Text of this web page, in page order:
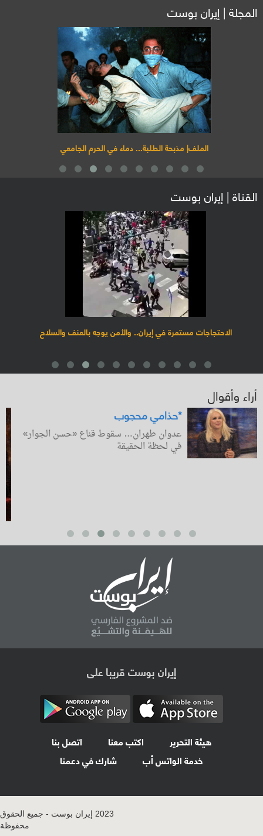
المجلة | إيران بوست
الملف| مذبحة الطلبة... دماء في الحرم الجامعي
القناة | إيران بوست
الاحتجاجات مستمرة في إيران.. والأمن يوجه بالعنف والسلاح
أراء وأقوال
حذامي محجوب*
عدوان طهران… سقوط قناع «حسن الجوار»
في لحظة الحقيقة
إيران بوست قريبا على
هيئة التحرير اكتب معنا
اتصل بنا
خدمة الواتس أب
شارك في دعمنا
2023 إيران بوست - جميع الحقوق
محفوظة